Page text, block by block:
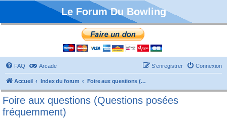
Le Forum Du Bowling
FAQ Arcade Connexion
S’enregistrer
Accueil Index du forum Foire aux questions (Questions posées fréquemment)
Foire aux questions (Questions posées
fréquemment)